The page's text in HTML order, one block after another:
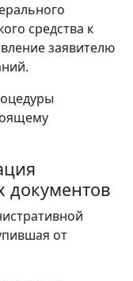
средства к
заявителю
документов
от